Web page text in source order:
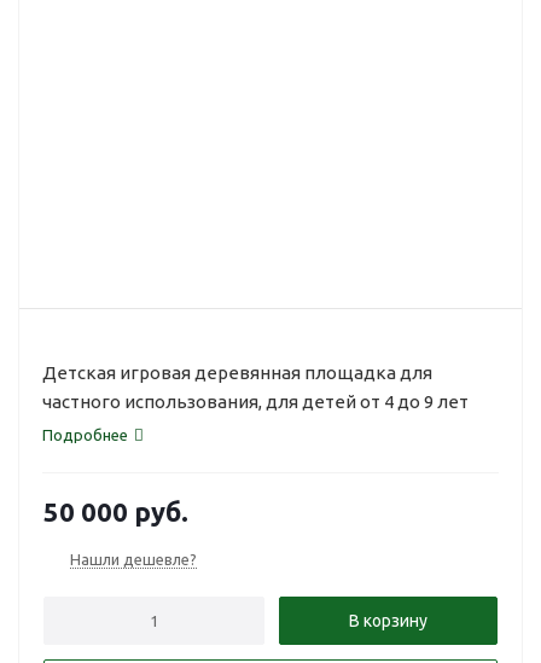
Детская игровая деревянная площадка для
частного использования, для детей от 4 до 9 лет
Подробнее
50 000 руб.
Нашли дешевле?
В корзину